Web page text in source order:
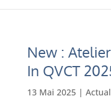
New :
In QVCT
13 Mai 2025|